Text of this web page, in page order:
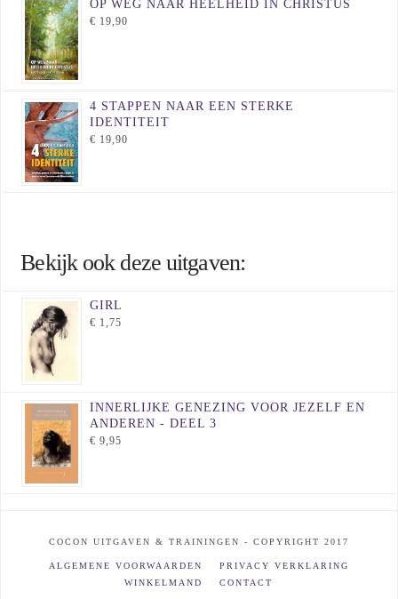
OP WEG NAAR HEELHEID IN CHRISTUS
€ 19,90
4 STAPPEN NAAR EEN STERKE
IDENTITEIT
€ 19,90
Bekijk ook deze uitgaven:
GIRL
€ 1,75
INNERLIJKE GENEZING VOOR JEZELF EN
ANDEREN - DEEL 3
€ 9,95
COCON UITGAVEN & TRAININGEN - COPYRIGHT 2017
ALGEMENE VOORWAARDEN
PRIVACY VERKLARING
WINKELMAND
CONTACT